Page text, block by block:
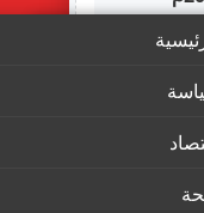
في بنك
في بنك